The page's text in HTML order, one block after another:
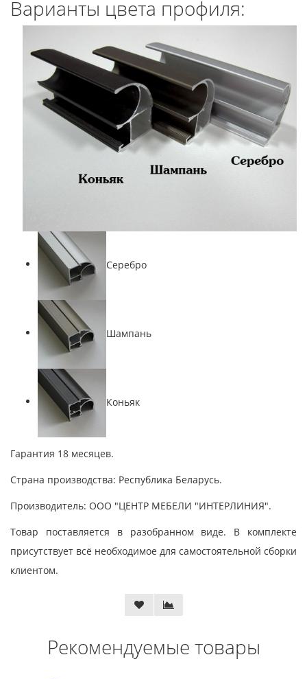
Варианты цвета профиля:
Серебро
Шампань
Коньяк
Гарантия 18 месяцев.
Страна производства: Республика Беларусь.
Производитель: ООО "ЦЕНТР МЕБЕЛИ "ИНТЕРЛИНИЯ".
Товар поставляется в разобранном виде. В комплекте
присутствует всё необходимое для самостоятельной сборки
клиентом.
Рекомендуемые товары